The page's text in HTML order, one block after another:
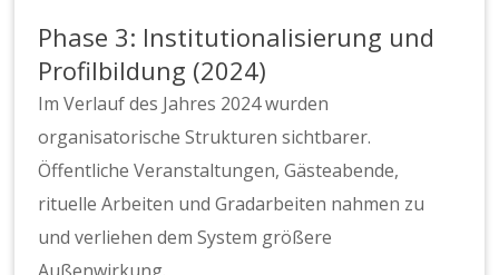
Phase 3: Institutionalisierung und
Profilbildung (2024)
Im Verlauf des Jahres 2024 wurden
organisatorische Strukturen sichtbarer.
Öffentliche Veranstaltungen, Gästeabende,
rituelle Arbeiten und Gradarbeiten nahmen zu
und verliehen dem System größere